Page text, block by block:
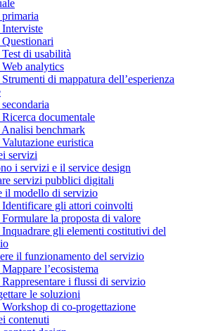
di usabilità
analytics
di mappatura dell’esperienza
documentale
benchmark
euristica
servizi
i servizi e il service design
servizi pubblici digitali
il modello di servizio
Identificare gli attori coinvolti
Formulare la proposta di valore
Inquadrare gli elementi costitutivi del
il funzionamento del servizio
l’ecosistema
i flussi di servizio
le soluzioni
Workshop di co-progettazione
contenuti